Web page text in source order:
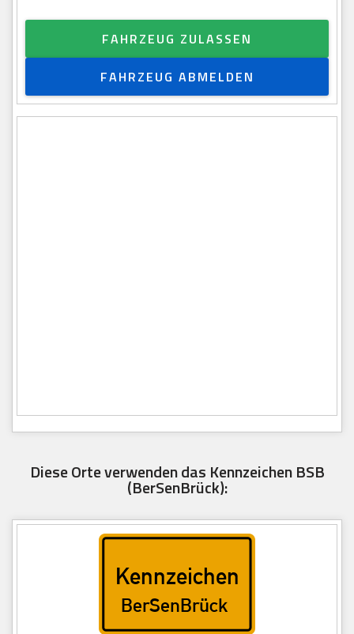
FAHRZEUG ZULASSEN
FAHRZEUG ABMELDEN
Diese Orte verwenden das Kennzeichen BSB
(BerSenBrück):